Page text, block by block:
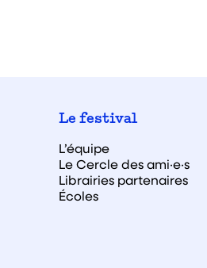
Le festival
L’équipe
Le Cercle des ami·e·s
Librairies partenaires
Écoles